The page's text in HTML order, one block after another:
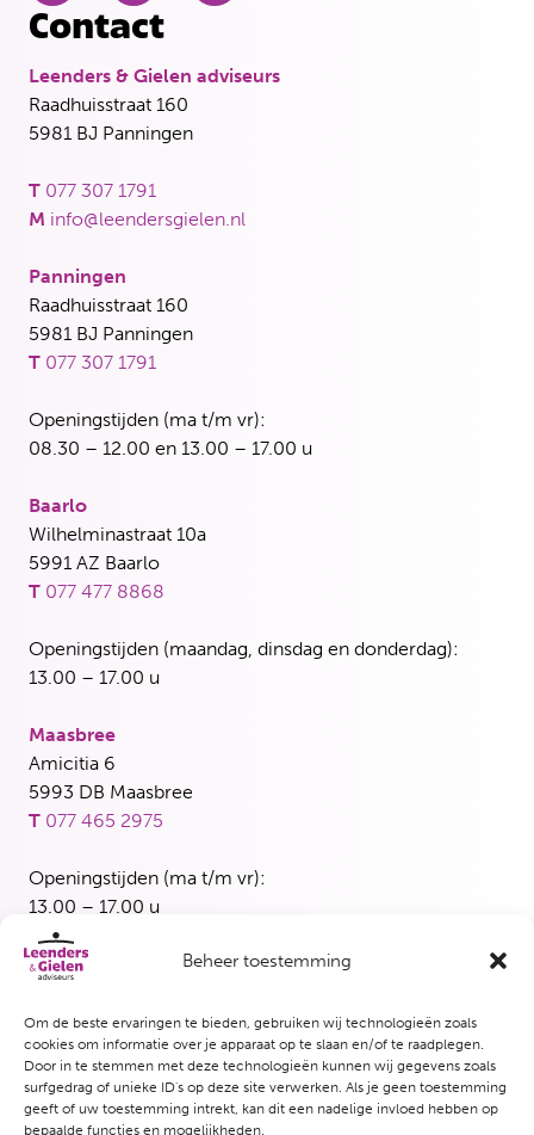
Beheer toestemming
Om de beste ervaringen te bieden, gebruiken wij technologieën zoals
cookies om informatie over je apparaat op te slaan en/of te raadplegen.
Door in te stemmen met deze technologieën kunnen wij gegevens zoals
surfgedrag of unieke ID's op deze site verwerken. Als je geen toestemming
geeft of uw toestemming intrekt, kan dit een nadelige invloed hebben op
bepaalde functies en mogelijkheden.
Contact
Leenders & Gielen adviseurs
Raadhuisstraat 160
5981 BJ Panningen
T 077 307 1791
M info@leendersgielen.nl
Panningen
Raadhuisstraat 160
5981 BJ Panningen
T 077 307 1791
Openingstijden (ma t/m vr):
08.30 – 12.00 en 13.00 – 17.00 u
Baarlo
Wilhelminastraat 10a
5991 AZ Baarlo
T 077 477 8868
Openingstijden (maandag, dinsdag en donderdag):
13.00 – 17.00 u
Maasbree
Amicitia 6
5993 DB Maasbree
T 077 465 2975
Openingstijden (ma t/m vr):
13.00 – 17.00 u
Blerick
5921 EH Venlo
T 077 382 5339
Openingstijden (woensdag en vrijdag):